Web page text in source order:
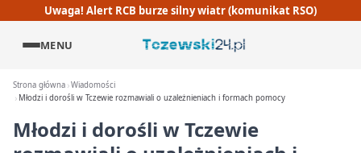
Uwaga! Alert RCB burze silny wiatr (komunikat RSO)
MENU
Strona główna Wiadomości
Młodzi i dorośli w Tczewie rozmawiali o uzależnieniach i formach pomocy
Młodzi i dorośli w Tczewie